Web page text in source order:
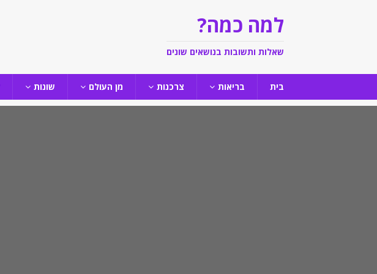
למה כמה?
שאלות ותשובות בנושאים שונים
בית בריאות צרכנות מן העולם שונות